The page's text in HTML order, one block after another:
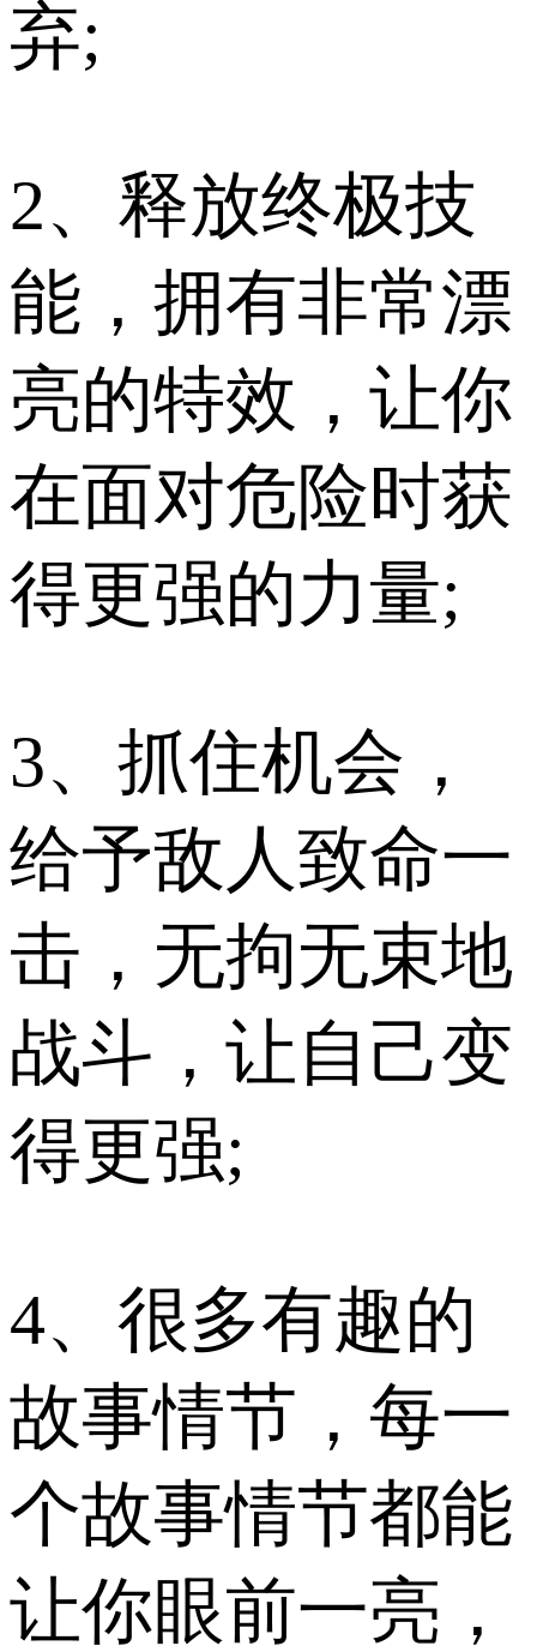
弃;
2、释放终极技
能，拥有非常漂
亮的特效，让你
在面对危险时获
得更强的力量;
3、抓住机会，
给予敌人致命一
击，无拘无束地
战斗，让自己变
得更强;
4、很多有趣的
故事情节，每一
个故事情节都能
让你眼前一亮，